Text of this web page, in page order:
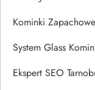
Kominki
System Glass
Ekspert SEO